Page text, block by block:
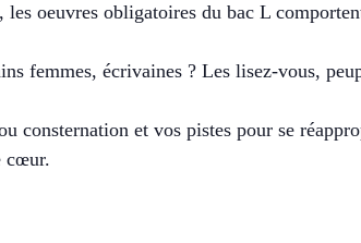
oeuvres obligatoires du bac L
femmes, écrivaines ? Les lisez-vous,
consternation et vos pistes pour se
cœur.